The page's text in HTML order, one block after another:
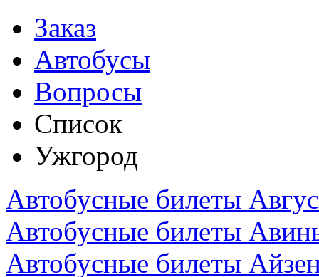
Заказ
Автобусы
Вопросы
Список
Ужгород
Автобусные билеты
Автобусные билеты
Автобусные билеты